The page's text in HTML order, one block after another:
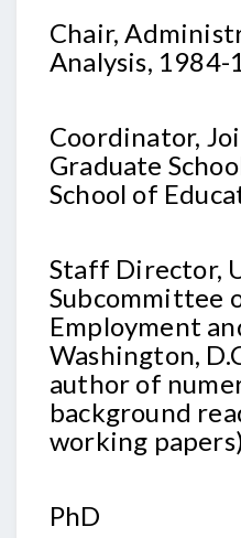
Chair,
Analysis, 1984-
Coordinator,
Graduate
School of
Staff Director,
Subcommittee
Employment
Washington,
author of
background
working
PhD